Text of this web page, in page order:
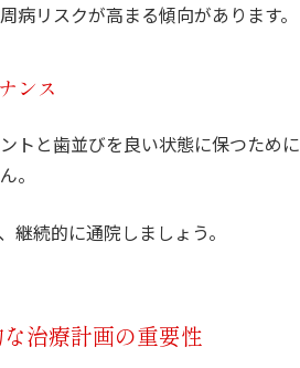
病リスクが高まる傾向があります。
ンス
トと歯並びを良い状態に保つために
。
継続的に通院しましょう。
治療計画の重要性